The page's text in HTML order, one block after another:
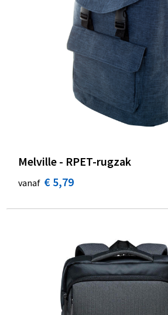
Melville - RPET-rugzak
vanaf € 5,79